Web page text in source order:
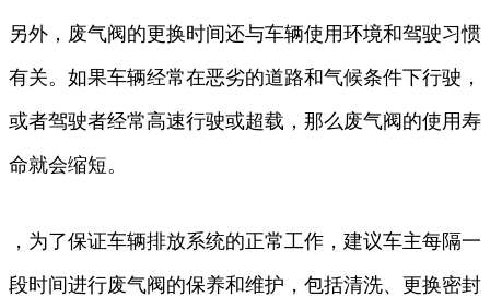
另外，废气阀的更换时间还与车辆使用环境和驾驶习惯
有关。如果车辆经常在恶劣的道路和气候条件下行驶，
或者驾驶者经常高速行驶或超载，那么废气阀的使用寿
命就会缩短。
，为了保证车辆排放系统的正常工作，建议车主每隔一
段时间进行废气阀的保养和维护，包括清洗、更换密封